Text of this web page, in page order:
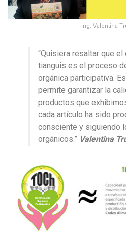
Ing. Valentina
“Quisiera resaltar que
tianguis es el proceso
orgánica participativa.
permite garantizar la
productos que
cada artículo ha sido
consciente y siguiendo
orgánicos.” Valentina